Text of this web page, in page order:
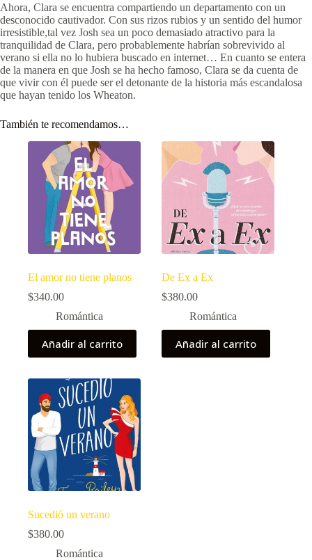
Ahora, Clara se encuentra compartiendo un departamento con un
desconocido cautivador. Con sus rizos rubios y un sentido del humor
irresistible,tal vez Josh sea un poco demasiado atractivo para la
tranquilidad de Clara, pero probablemente habrían sobrevivido al
verano si ella no lo hubiera buscado en internet… En cuanto se entera
de la manera en que Josh se ha hecho famoso, Clara se da cuenta de
que vivir con él puede ser el detonante de la historia más escandalosa
que hayan tenido los Wheaton.
También te recomendamos…
El amor no tiene planos
$340.00
Romántica
Añadir al carrito
De Ex a Ex
$380.00
Romántica
Añadir al carrito
Sucedió un verano
$380.00
Romántica